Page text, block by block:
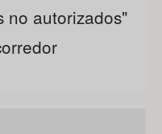
no autorizados"